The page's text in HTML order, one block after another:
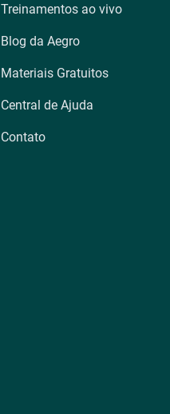
Treinamentos ao vivo
Blog da Aegro
Materiais Gratuitos
Central de Ajuda
Contato